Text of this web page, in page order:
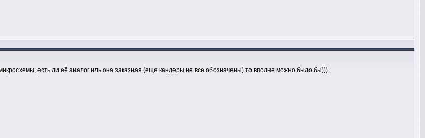
есть ли её аналог иль она заказная (еще кандеры не все обозначены) то вполне можно было бы)))